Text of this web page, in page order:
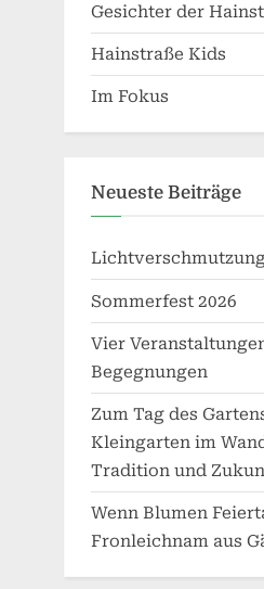
Gesichter der
Hainstraße Kids
Im Fokus
Neueste Beiträge
Sommerfest 2026
Vier
Begegnungen
Zum Tag des
Kleingarten im
Tradition und
Wenn Blumen
Fronleichnam aus